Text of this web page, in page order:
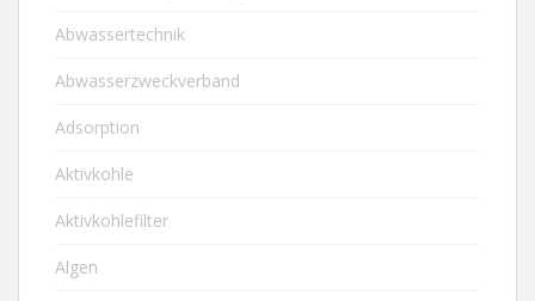
Abwassertechnik
Abwasserzweckverband
Adsorption
Aktivkohle
Aktivkohlefilter
Algen